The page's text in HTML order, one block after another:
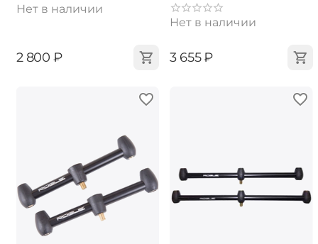
Нет в наличии
‍2 800‍ ₽
Нет в наличии
‍3 655‍₽